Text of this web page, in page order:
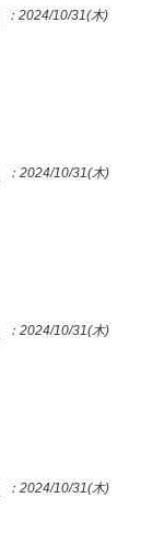
：2024/10/31(木)
：2024/10/31(木)
：2024/10/31(木)
：2024/10/31(木)